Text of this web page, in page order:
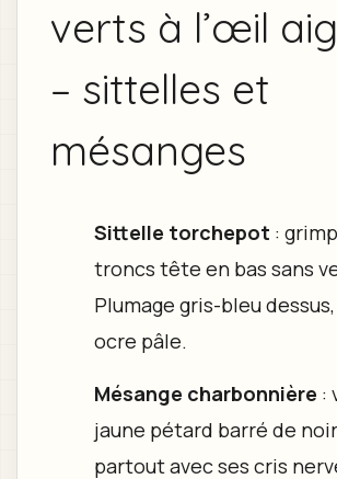
verts à l’œil
– sittelles et
mésanges
Sittelle torchepot :
troncs tête en bas sans
Plumage gris-bleu
ocre pâle.
Mésange charbonnière :
jaune pétard barré de
partout avec ses cris